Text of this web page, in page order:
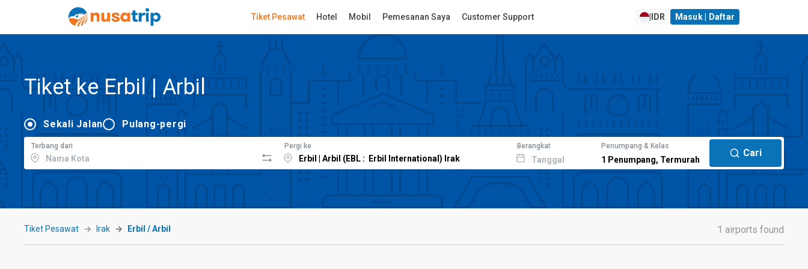
Tiket Pesawat Hotel Mobil Pemesanan Saya Customer Support | IDR Masuk | Daftar
Tiket ke Erbil | Arbil
Sekali Jalan Pulang-pergi
Terbang dari Pergi ke Berangkat
Tanggal
Penumpang & Kelas
1 Penumpang, Termurah
Cari
Tiket Pesawat Irak Erbil / Arbil 1 airports found